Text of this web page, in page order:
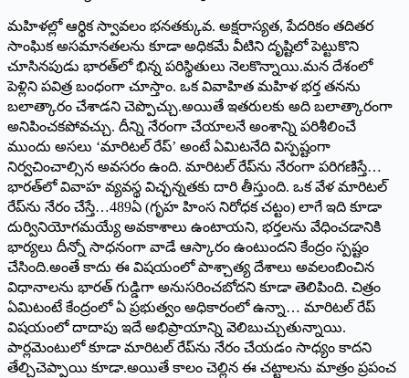
మహిళల్లో ఆర్థిక స్వావలం భనతక్కువ. అక్షరాస్యత, పేదరికం తదితర
సాంఘిక అసమానతలను కూడా అధికమే వీటిని దృష్టిలో పెట్టుకొని
చూసినపుడు భారత్‌లో భిన్న పరిస్థితులు నెలకొన్నాయి.మన దేశంలో
పెళ్లిని పవిత్ర బంధంగా చూస్తాం. ఒక వివాహిత మహిళ భర్త తనను
బలాత్కారం చేశాడని చెప్పొచ్చు.అయితే ఇతరులకు అది బలాత్కారంగా
అనిపించకపోవచ్చు. దీన్ని నేరంగా చేయాలనే అంశాన్ని పరిశీలించే
ముందు అసలు ‘మారిటల్‌ రేప్‌’ అంటే ఏమిటనేది విస్పష్టంగా
నిర్వచించాల్సిన అవసరం ఉంది. మారిటల్‌ రేప్‌ను నేరంగా పరిగణిస్తే…
భారత్‌లో వివాహ వ్యవస్థ విచ్ఛన్నతకు దారి తీస్తుంది. ఒక వేళ మారిటల్‌
రేప్‌ను నేరం చేస్తే…489ఏ (గృహ హింస నిరోధక చట్టం) లాగే ఇది కూడా
దుర్వినియోగమయ్యే అవకాశాలు ఉంటాయని, భర్తలను వేధించడానికి
భార్యలు దీన్నో సాధనంగా వాడే ఆస్కారం ఉంటుందని కేంద్రం స్పష్టం
చేసింది.అంతే కాదు ఈ విషయంలో పాశ్చాత్య దేశాలు అవలంబించిన
విధానాలను భారత్‌ గుడ్డిగా అనుసరించబోదని కూడా తెలిపింది. చిత్రం
ఏమిటంటే కేంద్రంలో ఏ ప్రభుత్వం అధికారంలో ఉన్నా… మారిటల్‌ రేప్‌
విషయంలో దాదాపు ఇదే అభిప్రాయాన్ని వెలిబుచ్చుతున్నాయి.
పార్లమెంటులో కూడా మారిటల్‌ రేప్‌ను నేరం చేయడం సాధ్యం కాదని
తేల్చిచెప్పాయి కూడా.అయితే కాలం చెల్లిన ఈ చట్టాలను మాత్రం ప్రపంచ